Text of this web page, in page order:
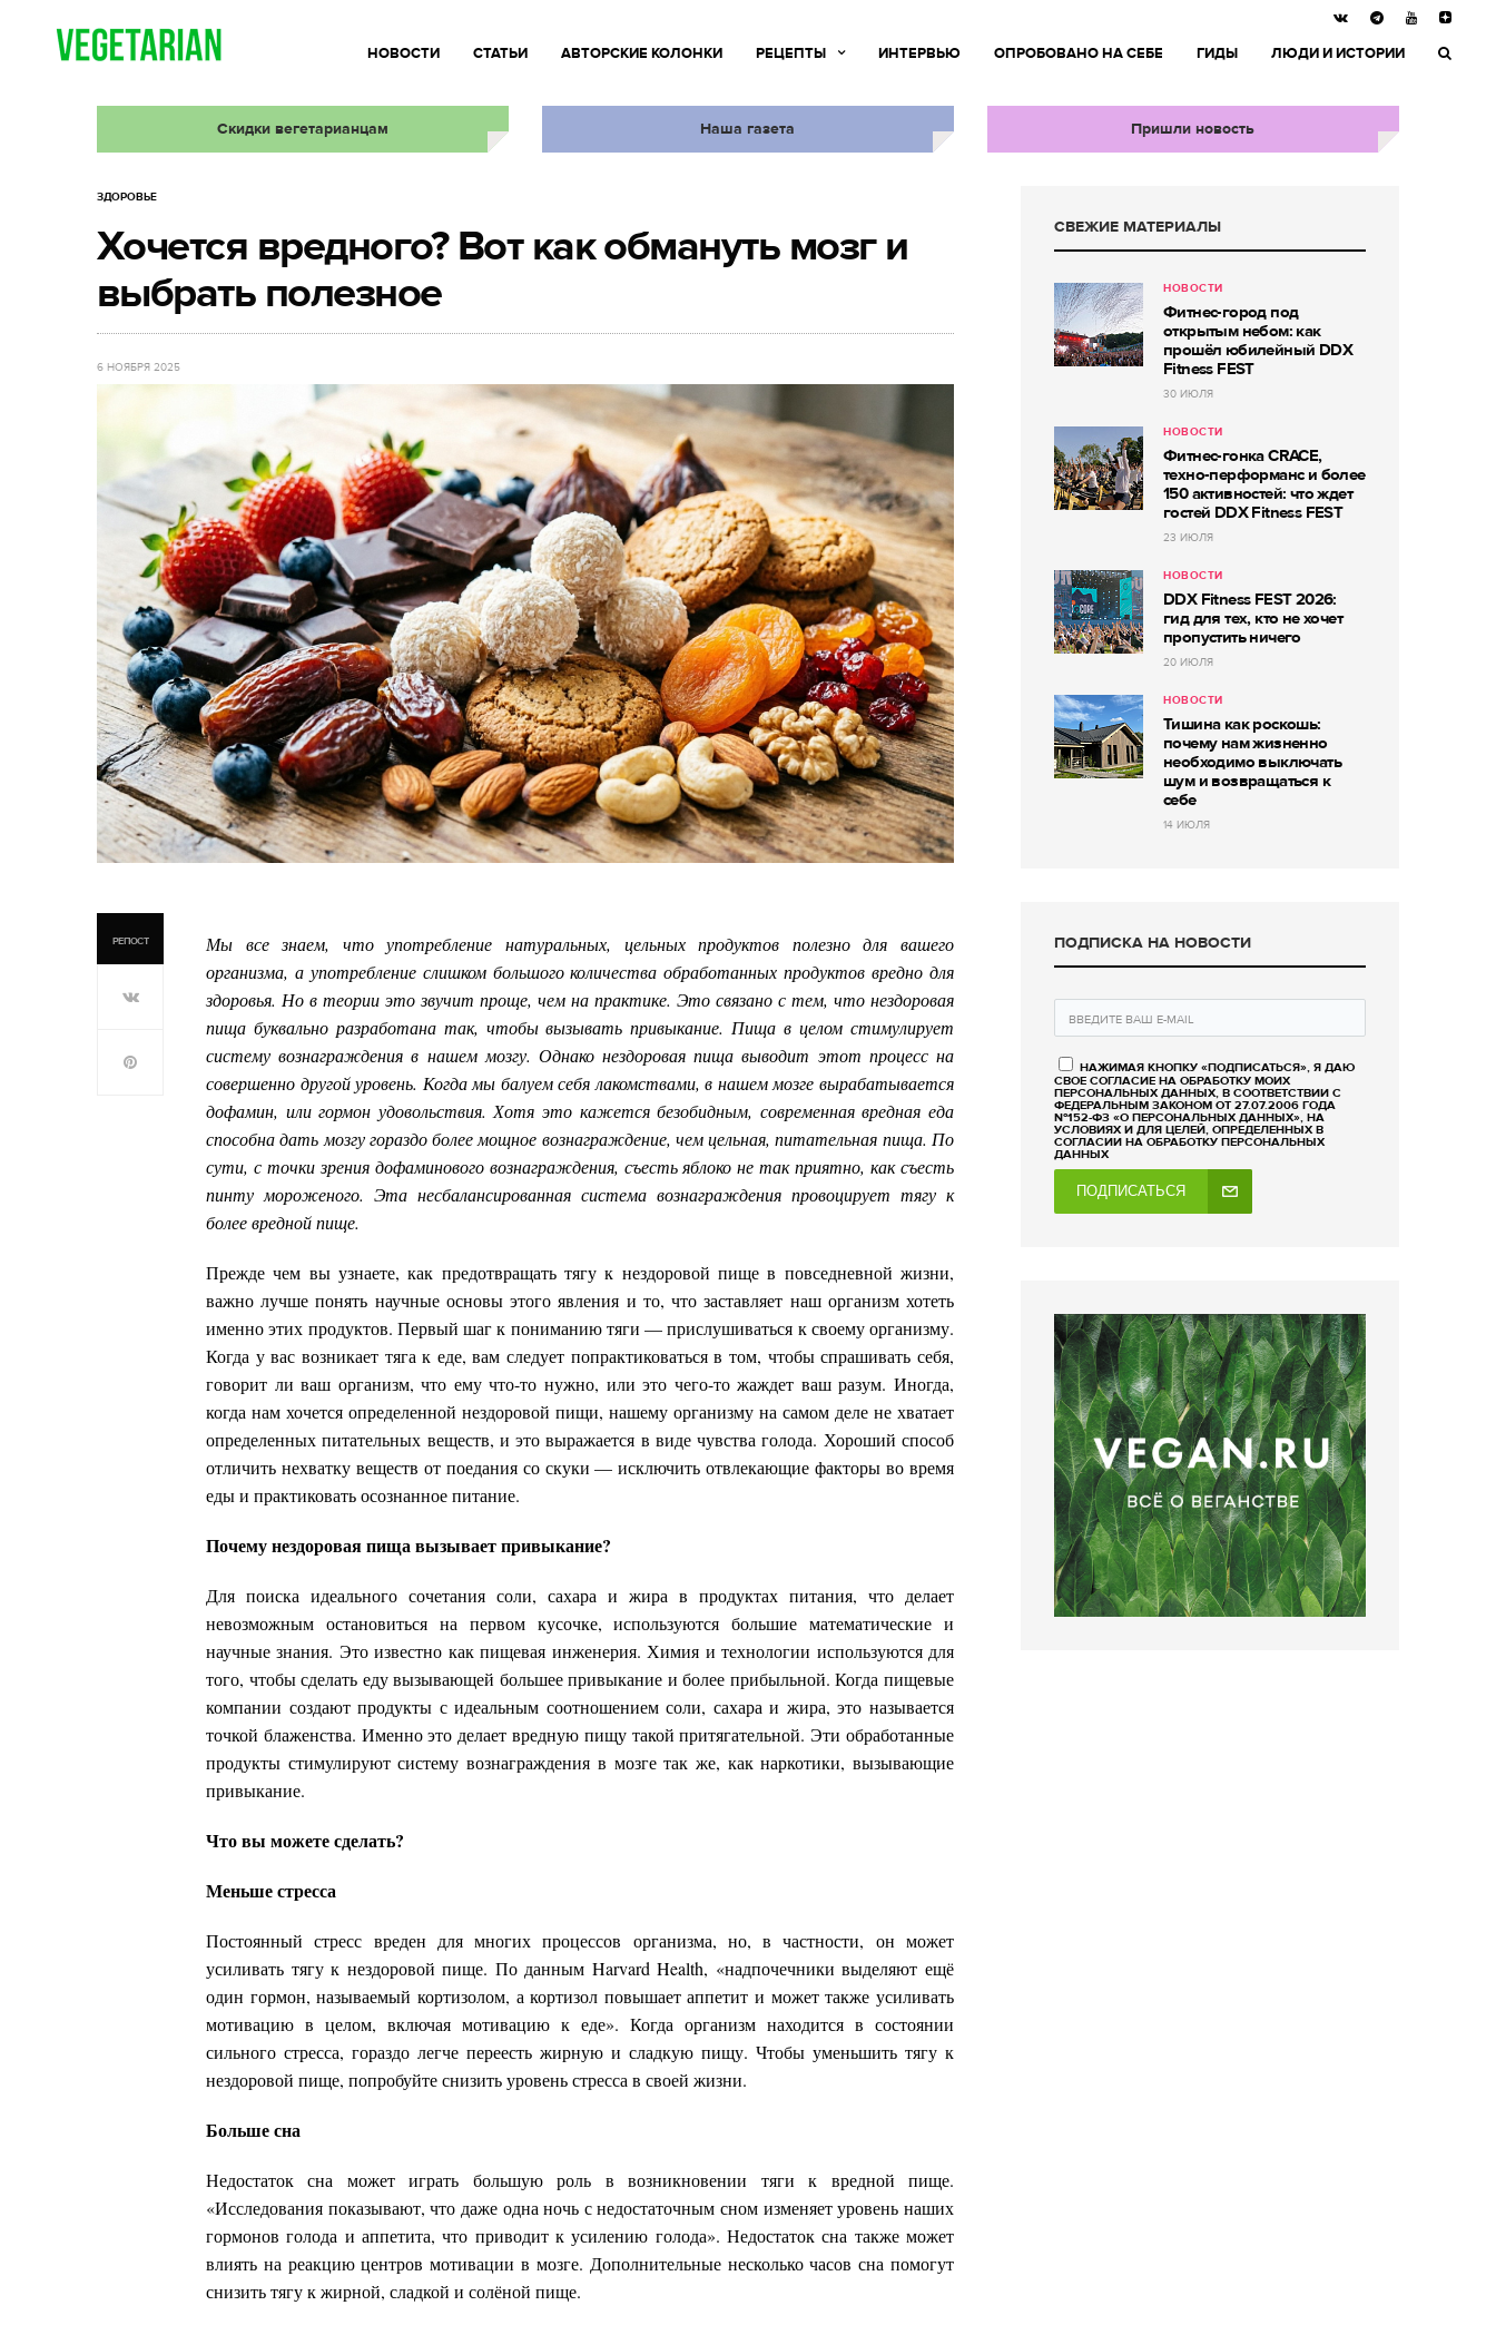
НОВОСТИ СТАТЬИ АВТОРСКИЕ КОЛОНКИ РЕЦЕПТЫ ИНТЕРВЬЮ ОПРОБОВАНО НА СЕБЕ ГИДЫ ЛЮДИ И ИСТОРИИ
Скидки вегетарианцам Наша газета Пришли новость
ЗДОРОВЬЕ
Хочется вредного? Вот как обмануть мозг и
выбрать полезное
6 НОЯБРЯ 2025
РЕПОСТ
Мы все знаем, что употребление натуральных, цельных продуктов полезно для вашего
организма, а употребление слишком большого количества обработанных продуктов вредно для
здоровья. Но в теории это звучит проще, чем на практике. Это связано с тем, что нездоровая
пища буквально разработана так, чтобы вызывать привыкание. Пища в целом стимулирует
систему вознаграждения в нашем мозгу. Однако нездоровая пища выводит этот процесс на
совершенно другой уровень. Когда мы балуем себя лакомствами, в нашем мозге вырабатывается
дофамин, или гормон удовольствия. Хотя это кажется безобидным, современная вредная еда
способна дать мозгу гораздо более мощное вознаграждение, чем цельная, питательная пища. По
сути, с точки зрения дофаминового вознаграждения, съесть яблоко не так приятно, как съесть
пинту мороженого. Эта несбалансированная система вознаграждения провоцирует тягу к
более вредной пище.
Прежде чем вы узнаете, как предотвращать тягу к нездоровой пище в повседневной жизни,
важно лучше понять научные основы этого явления и то, что заставляет наш организм хотеть
именно этих продуктов. Первый шаг к пониманию тяги — прислушиваться к своему организму.
Когда у вас возникает тяга к еде, вам следует попрактиковаться в том, чтобы спрашивать себя,
говорит ли ваш организм, что ему что-то нужно, или это чего-то жаждет ваш разум. Иногда,
когда нам хочется определенной нездоровой пищи, нашему организму на самом деле не хватает
определенных питательных веществ, и это выражается в виде чувства голода. Хороший способ
отличить нехватку веществ от поедания со скуки — исключить отвлекающие факторы во время
еды и практиковать осознанное питание.
Почему нездоровая пища вызывает привыкание?
Для поиска идеального сочетания соли, сахара и жира в продуктах питания, что делает
невозможным остановиться на первом кусочке, используются большие математические и
научные знания. Это известно как пищевая инженерия. Химия и технологии используются для
того, чтобы сделать еду вызывающей большее привыкание и более прибыльной. Когда пищевые
компании создают продукты с идеальным соотношением соли, сахара и жира, это называется
точкой блаженства. Именно это делает вредную пищу такой притягательной. Эти обработанные
продукты стимулируют систему вознаграждения в мозге так же, как наркотики, вызывающие
привыкание.
Что вы можете сделать?
Меньше стресса
Постоянный стресс вреден для многих процессов организма, но, в частности, он может
усиливать тягу к нездоровой пище. По данным Harvard Health, «надпочечники выделяют ещё
один гормон, называемый кортизолом, а кортизол повышает аппетит и может также усиливать
мотивацию в целом, включая мотивацию к еде». Когда организм находится в состоянии
сильного стресса, гораздо легче переесть жирную и сладкую пищу. Чтобы уменьшить тягу к
нездоровой пище, попробуйте снизить уровень стресса в своей жизни.
Больше сна
Недостаток сна может играть большую роль в возникновении тяги к вредной пище.
«Исследования показывают, что даже одна ночь с недостаточным сном изменяет уровень наших
гормонов голода и аппетита, что приводит к усилению голода». Недостаток сна также может
влиять на реакцию центров мотивации в мозге. Дополнительные несколько часов сна помогут
снизить тягу к жирной, сладкой и солёной пище.
СВЕЖИЕ МАТЕРИАЛЫ
НОВОСТИ
Фитнес-город под
открытым небом: как
прошёл юбилейный DDX
Fitness FEST
30 ИЮЛЯ
НОВОСТИ
Фитнес-гонка CRACE,
техно-перформанс и более
150 активностей: что ждет
гостей DDX Fitness FEST
23 ИЮЛЯ
НОВОСТИ
DDX Fitness FEST 2026:
гид для тех, кто не хочет
пропустить ничего
20 ИЮЛЯ
НОВОСТИ
Тишина как роскошь:
почему нам жизненно
необходимо выключать
шум и возвращаться к
себе
14 ИЮЛЯ
ПОДПИСКА НА НОВОСТИ
НАЖИМАЯ КНОПКУ «ПОДПИСАТЬСЯ», Я ДАЮ
СВОЕ СОГЛАСИЕ НА ОБРАБОТКУ МОИХ
ПЕРСОНАЛЬНЫХ ДАННЫХ, В СООТВЕТСТВИИ С
ФЕДЕРАЛЬНЫМ ЗАКОНОМ ОТ 27.07.2006 ГОДА
№152-ФЗ «О ПЕРСОНАЛЬНЫХ ДАННЫХ», НА
УСЛОВИЯХ И ДЛЯ ЦЕЛЕЙ, ОПРЕДЕЛЕННЫХ В
СОГЛАСИИ НА ОБРАБОТКУ ПЕРСОНАЛЬНЫХ
ДАННЫХ
ПОДПИСАТЬСЯ